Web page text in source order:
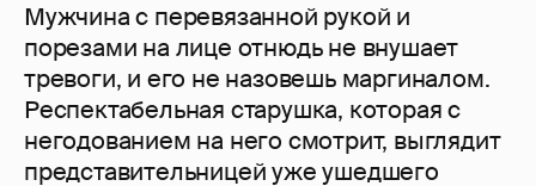
Мужчина с перевязанной рукой и
порезами на лице отнюдь не внушает
тревоги, и его не назовешь маргиналом.
Респектабельная старушка, которая с
негодованием на него смотрит, выглядит
представительницей уже ушедшего